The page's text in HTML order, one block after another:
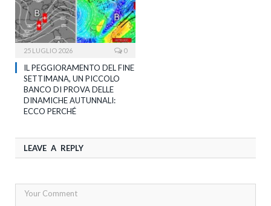
25 LUGLIO 2026 0
IL PEGGIORAMENTO DEL FINE
SETTIMANA, UN PICCOLO
BANCO DI PROVA DELLE
DINAMICHE AUTUNNALI:
ECCO PERCHÉ
LEAVE A REPLY